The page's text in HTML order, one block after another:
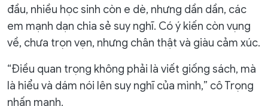
đầu, nhiều học sinh còn e dè, nhưng dần dần, các
em mạnh dạn chia sẻ suy nghĩ. Có ý kiến còn vụng
về, chưa trọn vẹn, nhưng chân thật và giàu cảm xúc.
“Điều quan trọng không phải là viết giống sách, mà
là hiểu và dám nói lên suy nghĩ của mình,” cô Trọng
nhấn mạnh.